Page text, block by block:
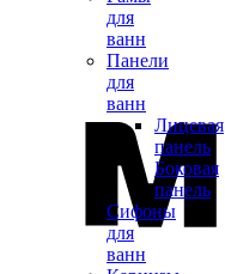
для
ванн
Панели
для
ванн
Лицевая
панель
Боковая
панель
Сифоны
для
ванн